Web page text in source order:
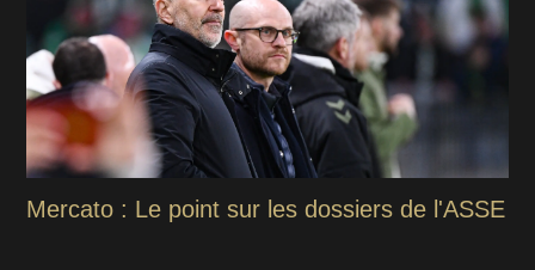
Mercato : Le point sur les dossiers de l'ASSE